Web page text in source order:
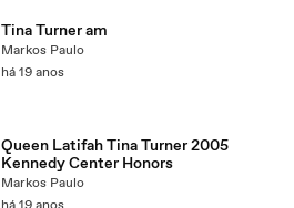
Tina Turner am
Markos Paulo
há 19 anos
Queen Latifah Tina Turner 2005
Kennedy Center Honors
Markos Paulo